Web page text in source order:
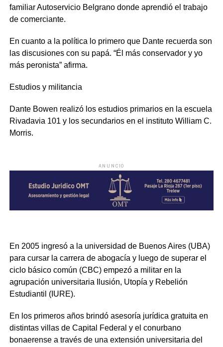
familiar Autoservicio Belgrano donde aprendió el trabajo
de comerciante.
En cuanto a la política lo primero que Dante recuerda son
las discusiones con su papá. “Él más conservador y yo
más peronista” afirma.
Estudios y militancia
Dante Bowen realizó los estudios primarios en la escuela
Rivadavia 101 y los secundarios en el instituto William C.
Morris.
ANUNCIO
En 2005 ingresó a la universidad de Buenos Aires (UBA)
para cursar la carrera de abogacía y luego de superar el
ciclo básico común (CBC) empezó a militar en la
agrupación universitaria Ilusión, Utopía y Rebelión
Estudiantil (IURE).
En los primeros años brindó asesoría jurídica gratuita en
distintas villas de Capital Federal y el conurbano
bonaerense a través de una extensión universitaria del